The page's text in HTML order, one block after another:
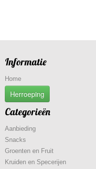
Informatie
Home
Herroeping
Categorieën
Aanbieding
Snacks
Groenten en Fruit
Kruiden en Specerijen